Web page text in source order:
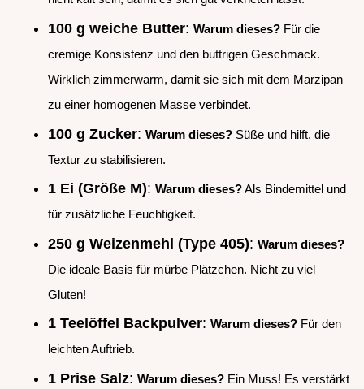
100 g weiche Butter: Warum dieses? Für die
cremige Konsistenz und den buttrigen Geschmack.
Wirklich zimmerwarm, damit sie sich mit dem Marzipan
zu einer homogenen Masse verbindet.
100 g Zucker: Warum dieses? Süße und hilft, die
Textur zu stabilisieren.
1 Ei (Größe M): Warum dieses?Als Bindemittel und
für zusätzliche Feuchtigkeit.
250 g Weizenmehl (Type 405): Warum dieses?
Die ideale Basis für mürbe Plätzchen. Nicht zu viel
Gluten!
1 Teelöffel Backpulver: Warum dieses? Für den
leichten Auftrieb.
1 Prise Salz: Warum dieses? Ein Muss! Es verstärkt